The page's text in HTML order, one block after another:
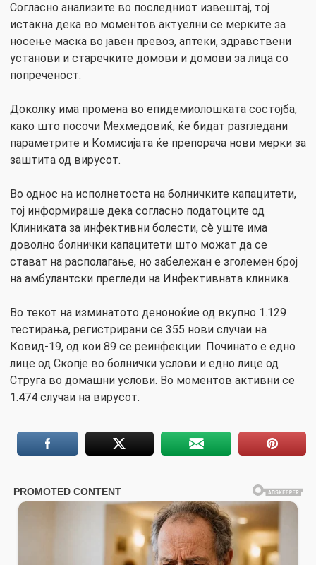
Согласно анализите во последниот извештај, тој
истакна дека во моментов актуелни се мерките за
носење маска во јавен превоз, аптеки, здравствени
установи и старечките домови и домови за лица со
попреченост.
Доколку има промена во епидемиолошката состојба,
како што посочи Мехмедовиќ, ќе бидат разгледани
параметрите и Комисијата ќе препорача нови мерки за
заштита од вирусот.
Во однос на исполнетоста на болничките капацитети,
тој информираше дека согласно податоците од
Клиниката за инфективни болести, сè уште има
доволно болнички капацитети што можат да се
стават на располагање, но забележан е зголемен број
на амбулантски прегледи на Инфективната клиника.
Во текот на изминатото деноноќие од вкупно 1.129
тестирања, регистрирани се 355 нови случаи на
Ковид-19, од кои 89 се реинфекции. Починато е едно
лице од Скопје во болнички услови и едно лице од
Струга во домашни услови. Во моментов активни се
1.474 случаи на вирусот.